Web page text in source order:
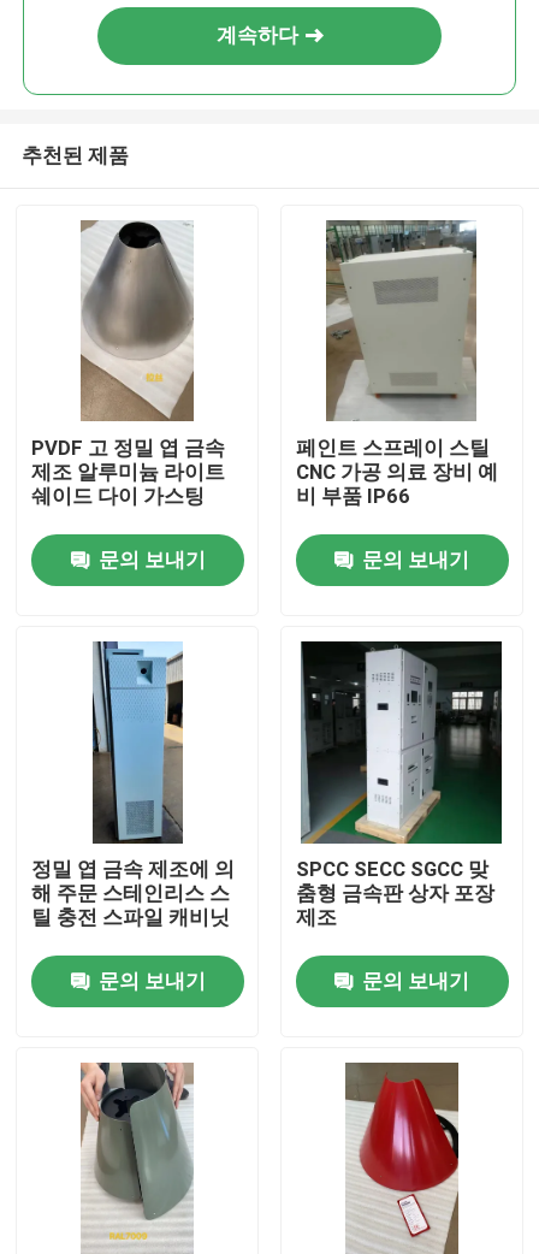
회사 소개
공장 투어
품질 관리
견적 요청
정밀 판금 구조물 부품
판금 인클로저 제작
CNC 기계가공 부분
계속하다
추천된 제품
PVDF 고 정밀 엽 금속
제조 알루미늄 라이트
쉐이드 다이 가스팅
문의 보내기
페인트 스프레이 스틸
CNC 가공 의료 장비 예
비 부품 IP66
문의 보내기
정밀 엽 금속 제조에 의
해 주문 스테인리스 스
틸 충전 스파일 캐비닛
문의 보내기
SPCC SECC SGCC 맞
춤형 금속판 상자 포장
제조
문의 보내기